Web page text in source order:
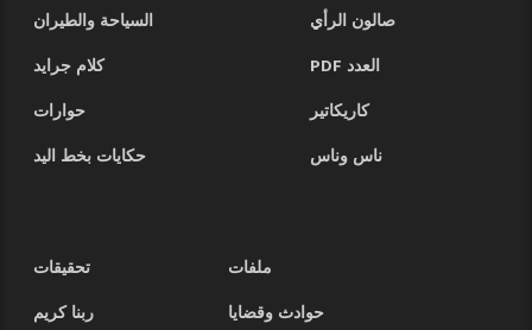
صالون الرأي
السياحة والطيران
العدد PDF
كلام جرايد
كاريكاتير
حوارات
ناس وناس
حكايات بخط اليد
ملفات
تحقيقات
حوادث وقضايا
ربنا كريم